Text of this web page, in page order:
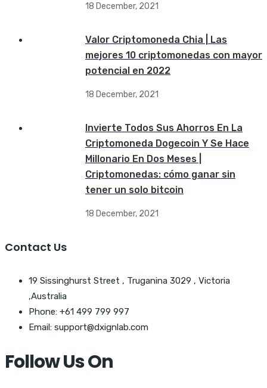
18 December, 2021
Valor Criptomoneda Chia | Las
mejores 10 criptomonedas con mayor
potencial en 2022
18 December, 2021
Invierte Todos Sus Ahorros En La
Criptomoneda Dogecoin Y Se Hace
Millonario En Dos Meses |
Criptomonedas: cómo ganar sin
tener un solo bitcoin
18 December, 2021
Contact Us
19 Sissinghurst Street , Truganina 3029 , Victoria
,Australia
Phone: +61 499 799 997
Email: support@dxignlab.com
Follow Us On